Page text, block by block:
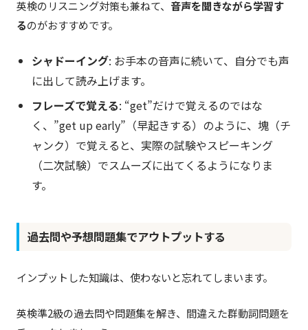
英検のリスニング対策も兼ねて、 音声を聞きながら学習す
るのがおすすめです。
シャドーイング: お手本の音声に続いて、自分でも声
に出して読み上げます。
フレーズで覚える: “get”だけで覚えるのではな
く、”get up early”（早起きする）のように、塊（チ
ャンク）で覚えると、実際の試験やスピーキング
（二次試験）でスムーズに出てくるようになりま
す。
過去問や予想問題集でアウトプットする
インプットした知識は、使わないと忘れてしまいます。
英検準2級の過去問や問題集を解き、間違えた群動詞問題を